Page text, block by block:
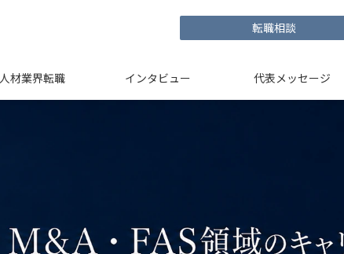
転職相談
人材業界転職 インタビュー 代表メッセージ